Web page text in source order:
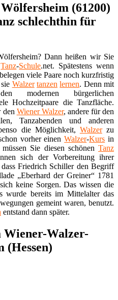
(61200)
schlechthin für
Dann heißen wir Sie
Tanz-Schule.net. Spätestens wenn
viele Paare noch kurzfristig
Walzer tanzen lernen. Denn mit
modernen bürgerlichen
Hochzeitpaare die Tanzfläche.
den Wiener Walzer, andere für den
Tanzabenden und anderen
die Möglichkeit, Walzerzu
vorher einenWalzer-Kurs in
Sie diesen schönen Tanz
sich der Vorbereitung ihrer
Friedrich Schiller den Begriff
„Eberhard der Greiner“ 1781
keine Sorgen. Das wissen die
wurde bereits im Mittelalter das
gemeint waren, benutzt.
entstand dann später.
Wiener-Walzer-
(Hessen)